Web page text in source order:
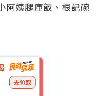
阿姨腿庫飯、根記碗
去領取